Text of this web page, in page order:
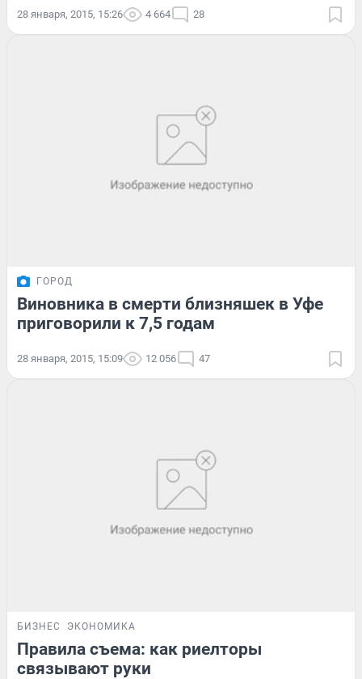
28 января, 2015, 15:26 4 664 28
ГОРОД
Виновника в смерти близняшек в Уфе
приговорили к 7,5 годам
28 января, 2015, 15:09 12 056 47
БИЗНЕС ЭКОНОМИКА
Правила съема: как риелторы
связывают руки